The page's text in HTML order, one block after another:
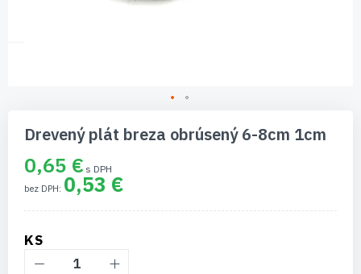
začiatok
galérie
obrázkov
Drevený plát breza obrúsený 6-8cm 1cm
0,65 €
0,53 €
KS